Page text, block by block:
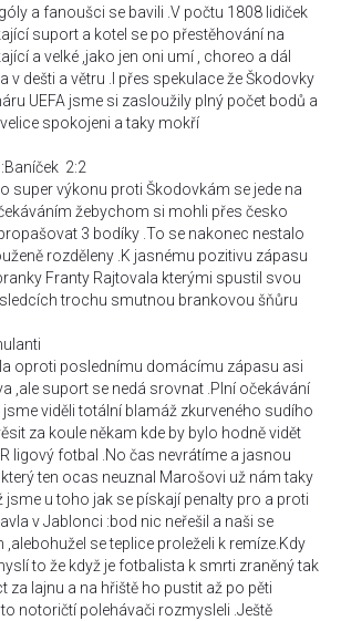
a fanoušci se bavili .V počtu 1808 lidiček
suport a kotel se po přestěhování na
a velké ,jako jen oni umí , choreo a dál
v dešti a větru .I přes spekulace že Škodovky
UEFA jsme si zasloužily plný počet bodů a
spokojeni a taky mokří
2:2
super výkonu proti Škodovkám se jede na
žebychom si mohli přes česko
3 bodíky .To se nakonec nestalo
rozděleny .K jasnému pozitivu zápasu
Franty Rajtovala kterými spustil svou
trochu smutnou brankovou šňůru
oproti poslednímu domácímu zápasu asi
,ale suport se nedá srovnat .Plní očekávání
jsme viděli totální blamáž zkurveného sudího
za koule někam kde by bylo hodně vidět
ligový fotbal .No čas nevrátíme a jasnou
ten ocas neuznal Marošovi už nám taky
jsme u toho jak se pískají penalty pro a proti
v Jablonci :bod nic neřešil a naši se
,alebohužel se teplice proleželi k remíze.Kdy
to že když je fotbalista k smrti zraněný tak
za lajnu a na hřiště ho pustit až po pěti
notoričtí polehávači rozmysleli .Ještě